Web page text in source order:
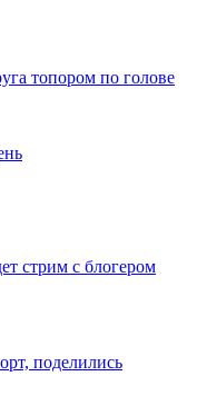
топором по голове
стрим с блогером
поделились